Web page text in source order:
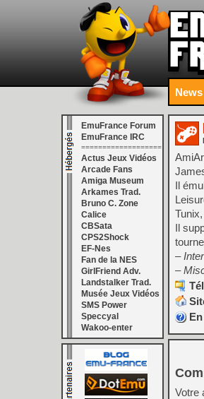
News
EmuFrance Forum
EmuFrance IRC
===================
Actus Jeux Vidéos
Arcade Fans
Amiga Museum
Arkames Trad.
Bruno C. Zone
Calice
CBSata
CPS2Shock
EF-Nes
Fan de la NES
GirlFriend Adv.
Landstalker Trad.
Musée Jeux Vidéos
SMS Power
Speccyal
Wakoo-enter
Il
Il
–
–
Votre